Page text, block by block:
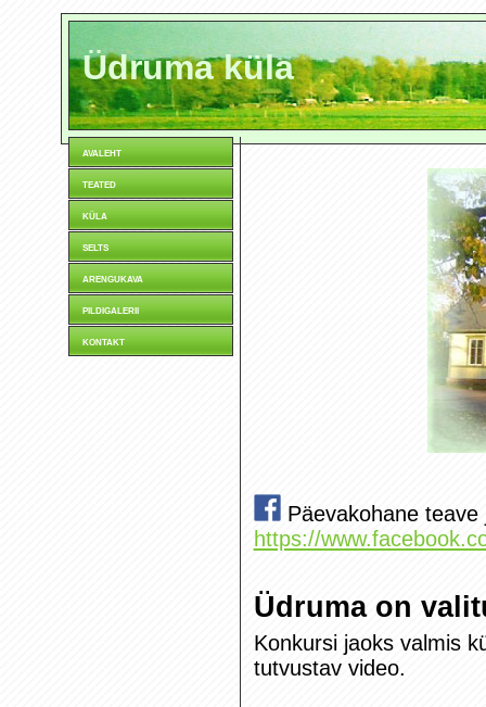
Üdruma küla
avaleht
teated
küla
selts
arengukava
pildigalerii
kontakt
Päevakohane
https://
Üdruma on
Konkursi jaoks valmis
tutvustav video.